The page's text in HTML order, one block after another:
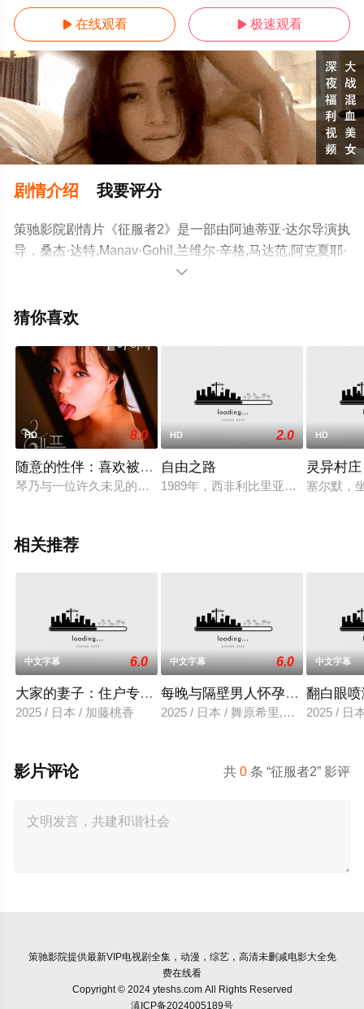
 在线观看  极速观看
剧情介绍 我要评分
策驰影院剧情片《征服者2》是一部由阿迪蒂亚·达尔导演执
导，桑杰·达特,Manav·Gohil,兰维尔·辛格,马达范,阿克夏耶·
坎纳,阿俊·拉姆鲍,阿卡什·库拉纳,高拉夫·杰拉,莎拉·阿尔
彩演绎的印度电影，手机免费观看高清无删减完整版电影
电视猫或剧情网等平台了解。
。

猜你喜欢
HD 8.0
随意的性伴：喜欢被邀约男人带来的陌生滋味
琴乃与一位许久未见的伴侣进行了有趣的性爱。当她在拍摄性爱
HD 2.0
自由之路
1989年，西非利比里亚爆发了一场
HD
灵异村庄
塞尔默，
相关推荐
中文字幕 6.0
大家的妻子：住户专用洞口
2025 / 日本 / 加藤桃香
中文字幕 6.0
每晚与隔壁男人怀孕性爱
2025 / 日本 / 舞原希里,佐川金二
中文字幕
翻白眼
2025 / 日
共0 条 “征服者2” 影评
影片评论
策驰影院提供最新VIP电视剧全集，动漫，综艺，高清未删减电影大全免
费在线看
Copyright © 2024 yteshs.com All Rights Reserved
滇ICP备2024005189号